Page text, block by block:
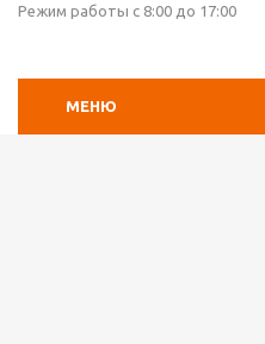
Режим работы с 8:00 до 17:00
МЕНЮ